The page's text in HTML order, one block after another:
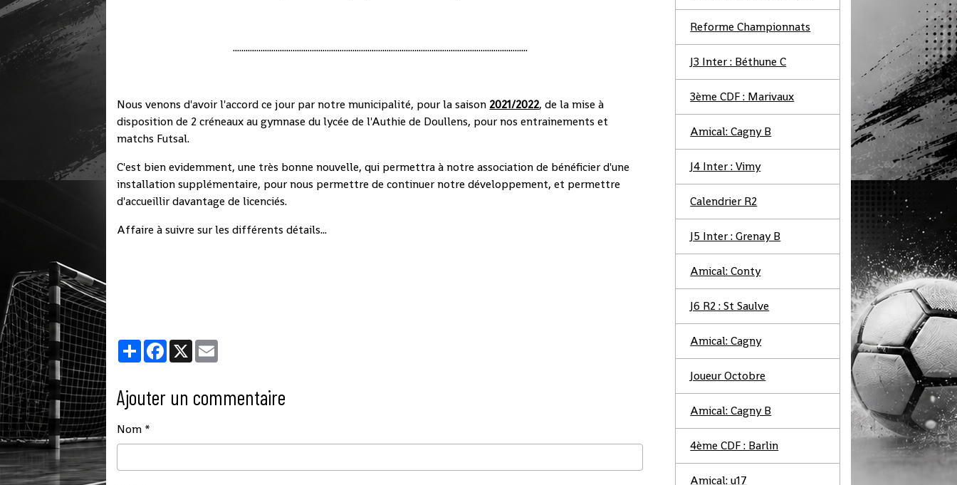
..........................................................................................................................................
Nous venons d'avoir l'accord ce jour par notre municipalité, pour la saison 2021/2022, de la mise à
disposition de 2 créneaux au gymnase du lycée de l'Authie de Doullens, pour nos entrainements et
matchs Futsal.
C'est bien evidemment, une très bonne nouvelle, qui permettra à notre association de bénéficier d'une
installation supplémentaire, pour nous permettre de continuer notre développement, et permettre
d'accueillir davantage de licenciés.
Affaire à suivre sur les différents détails...
PartagerFacebook
X
Ajouter un commentaire
Nom
Reforme Championnats
J3 Inter : Béthune C
3ème CDF : Marivaux
Amical: Cagny B
J4 Inter : Vimy
Calendrier R2
J5 Inter : Grenay B
Amical: Conty
J6 R2 : St Saulve
Amical: Cagny
Joueur Octobre
Amical: Cagny B
4ème CDF : Barlin
Amical: u17